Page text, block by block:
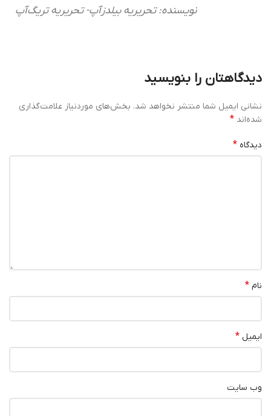
نویسنده: تحریریه بیلدزآپ- تحریریه تریگ‌آپ
دیدگاهتان را بنویسید
نشانی ایمیل شما منتشر نخواهد شد. بخش‌های موردنیاز علامت‌گذاری
شده‌اند *
دیدگاه *
نام *
ایمیل *
وب‌ سایت